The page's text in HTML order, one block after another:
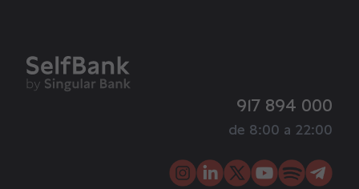
917 894 000
de 8:00 a 22:00